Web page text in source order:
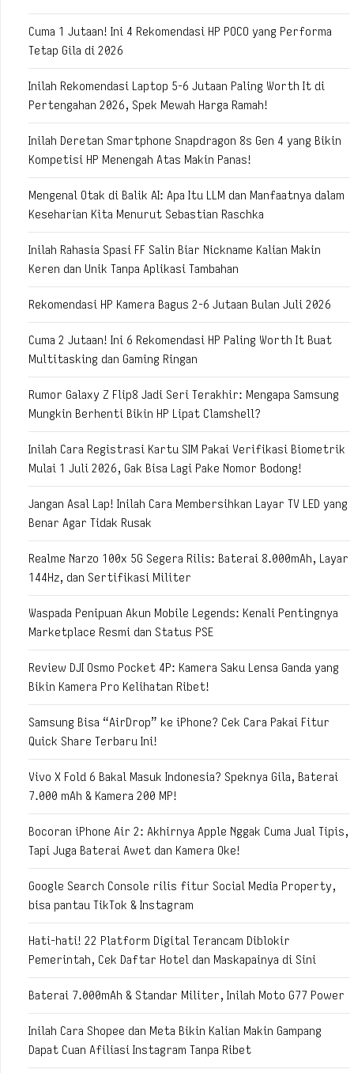
Cuma 1 Jutaan! Ini 4 Rekomendasi HP POCO yang Performa
Tetap Gila di 2026
Inilah Rekomendasi Laptop 5-6 Jutaan Paling Worth It di
Pertengahan 2026, Spek Mewah Harga Ramah!
Inilah Deretan Smartphone Snapdragon 8s Gen 4 yang Bikin
Kompetisi HP Menengah Atas Makin Panas!
Mengenal Otak di Balik AI: Apa Itu LLM dan Manfaatnya dalam
Keseharian Kita Menurut Sebastian Raschka
Inilah Rahasia Spasi FF Salin Biar Nickname Kalian Makin
Keren dan Unik Tanpa Aplikasi Tambahan
Rekomendasi HP Kamera Bagus 2-6 Jutaan Bulan Juli 2026
Cuma 2 Jutaan! Ini 6 Rekomendasi HP Paling Worth It Buat
Multitasking dan Gaming Ringan
Rumor Galaxy Z Flip8 Jadi Seri Terakhir: Mengapa Samsung
Mungkin Berhenti Bikin HP Lipat Clamshell?
Inilah Cara Registrasi Kartu SIM Pakai Verifikasi Biometrik
Mulai 1 Juli 2026, Gak Bisa Lagi Pake Nomor Bodong!
Jangan Asal Lap! Inilah Cara Membersihkan Layar TV LED yang
Benar Agar Tidak Rusak
Realme Narzo 100x 5G Segera Rilis: Baterai 8.000mAh, Layar
144Hz, dan Sertifikasi Militer
Waspada Penipuan Akun Mobile Legends: Kenali Pentingnya
Marketplace Resmi dan Status PSE
Review DJI Osmo Pocket 4P: Kamera Saku Lensa Ganda yang
Bikin Kamera Pro Kelihatan Ribet!
Samsung Bisa “AirDrop” ke iPhone? Cek Cara Pakai Fitur
Quick Share Terbaru Ini!
Vivo X Fold 6 Bakal Masuk Indonesia? Speknya Gila, Baterai
7.000 mAh & Kamera 200 MP!
Bocoran iPhone Air 2: Akhirnya Apple Nggak Cuma Jual Tipis,
Tapi Juga Baterai Awet dan Kamera Oke!
Google Search Console rilis fitur Social Media Property,
bisa pantau TikTok & Instagram
Hati-hati! 22 Platform Digital Terancam Diblokir
Pemerintah, Cek Daftar Hotel dan Maskapainya di Sini
Baterai 7.000mAh & Standar Militer, Inilah Moto G77 Power
Inilah Cara Shopee dan Meta Bikin Kalian Makin Gampang
Dapat Cuan Afiliasi Instagram Tanpa Ribet